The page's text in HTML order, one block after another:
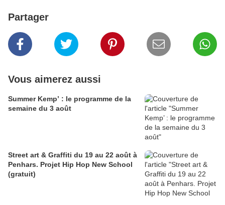
Partager
Vous aimerez aussi
Summer Kemp’ : le programme de la
semaine du 3 août
Street art & Graffiti du 19 au 22 août à
Penhars. Projet Hip Hop New School
(gratuit)